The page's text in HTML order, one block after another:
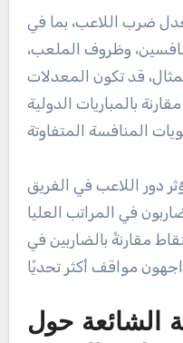
ضرب اللاعب، بما في
وظروف الملعب،
قد تكون المعدلات
بالمباريات الدولية
دور اللاعب في الفريق
في المراتب العليا
مقارنةً بالضاربين في
الشائعة حول